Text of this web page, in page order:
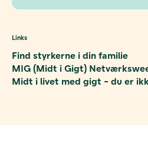
Links
Find styrkerne i din familie
MIG (Midt i Gigt)
Midt i livet med gigt - du er